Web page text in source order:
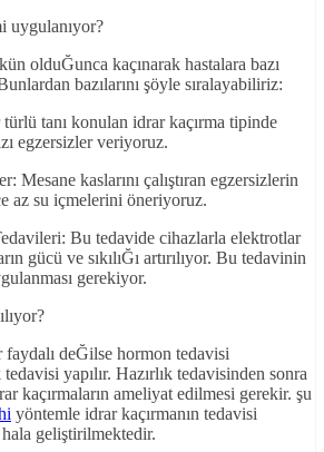
uygulanıyor?
olduĞunca kaçınarak hastalara bazı
bazılarını şöyle sıralayabiliriz:
tanı konulan idrar kaçırma tipinde
egzersizler veriyoruz.
Mesane kaslarını çalıştıran egzersizlerin
az su içmelerini öneriyoruz.
Bu tedavide cihazlarla elektrotlar
gücü ve sıkılıĞı artırılıyor. Bu tedavinin
gerekiyor.
faydalı deĞilse hormon tedavisi
yapılır. Hazırlık tedavisinden sonra
kaçırmaların ameliyat edilmesi gerekir. şu
yöntemle idrar kaçırmanın tedavisi
geliştirilmektedir.